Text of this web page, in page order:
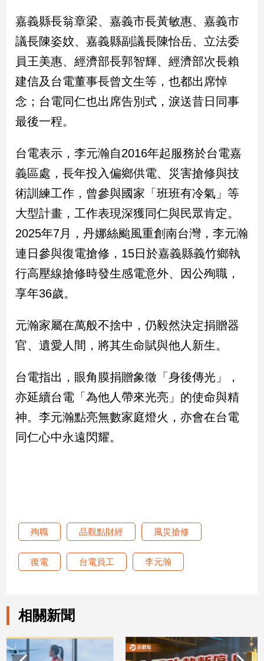
娛
樂
樂
星
聞
流
時
追
星
生
活
建
築/
設
計
遊/
美
食
星
命
親
子/
感
／
文
電
嘉義縣長翁章梁、嘉義市長黃敏惠、嘉義市
議長陳姿妏、嘉義縣副議長陳怡岳、立法委
員王美惠、經濟部長郭智輝、經濟部次長賴
建信及台電董事長曾文生等，也都出席悼
念；台電同仁也出席告別式，淚送昔日同事
最後一程。
台電表示，李元瀚自2016年起服務於台電嘉
義區處，長年投入偏鄉供電、災害搶修與技
術訓練工作，曾參與國家「班班有冷氣」等
大型計畫，工作表現深獲同仁與民眾肯定。
2025年7月，丹娜絲颱風重創南台灣，李元瀚
連日參與復電搶修，15日於嘉義縣義竹鄉執
行高壓線搶修時發生感電意外、因公殉職，
享年36歲。
元瀚家屬在萬般不捨中，仍毅然決定捐贈器
官、遺愛人間，將其生命賦與他人新生。
台電指出，眼角膜捐贈象徵「身後傳光」，
亦延續台電「為他人帶來光亮」的使命與精
神。李元瀚點亮無數家庭燈火，亦會在台電
同仁心中永遠閃耀。
殉職 品觀點財經 風災搶修
復電 台電員工 李元瀚
相關新聞